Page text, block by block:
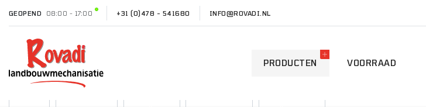
GEOPEND 08:00 - 17:00 +31 (0)478 - 541680 INFO@ROVADI.NL
PRODUCTEN VOORRAAD